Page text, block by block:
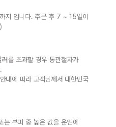
지 입니다. 주문 후 7 ~ 15일이
를 초과할 경우 통관절차가
내에 따라 고객님께서 대한민국
는 부피 중 높은 값을 운임에